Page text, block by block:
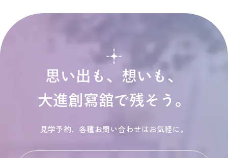
思い出も、想いも、
大進創寫舘で残そう。
見学予約、各種お問い合わせはお気軽に。